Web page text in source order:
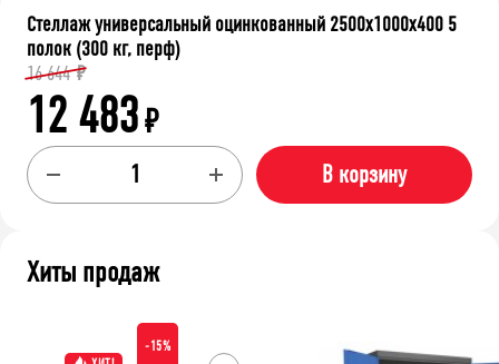
Стеллаж универсальный оцинкованный 2500x1000x400 5
полок (300 кг, перф)
16 644 ₽
12 483₽
В корзину
Хиты продаж
-15%